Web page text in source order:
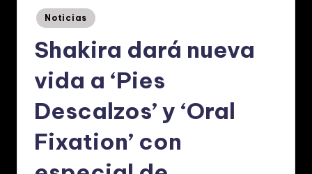
Posted
in
Noticias
Shakira dará nueva
vida a ‘Pies
Descalzos’ y ‘Oral
Fixation’ con